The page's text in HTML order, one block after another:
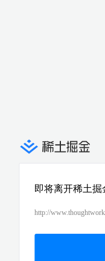
即将离开稀土
http://